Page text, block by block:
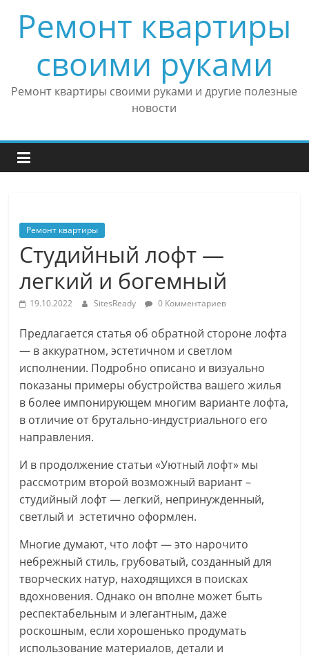
contentРемонт квартиры
своими руками
Ремонт квартиры своими руками и другие полезные
новости
Ремонт квартиры
Студийный лофт —
легкий и богемный
19.10.2022 SitesReady 0 Комментариев
Предлагается статья об обратной стороне лофта
— в аккуратном, эстетичном и светлом
исполнении. Подробно описано и визуально
показаны примеры обустройства вашего жилья
в более импонирующем многим варианте лофта,
в отличие от брутально-индустриального его
направления.
И в продолжение статьи «Уютный лофт» мы
рассмотрим второй возможный вариант –
студийный лофт — легкий, непринужденный,
светлый и эстетично оформлен.
Многие думают, что лофт — это нарочито
небрежный стиль, грубоватый, созданный для
творческих натур, находящихся в поисках
вдохновения. Однако он вполне может быть
респектабельным и элегантным, даже
роскошным, если хорошенько продумать
использование материалов, детали и